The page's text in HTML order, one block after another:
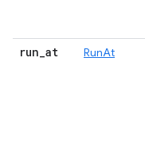
run_at RunAt